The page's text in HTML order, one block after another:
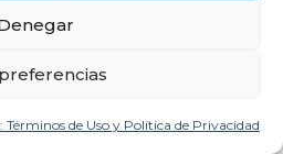
Términos de Uso y Política de Privacidad
Finalidad: Gestión de los comentarios
Los boletines electrónicos o newsletter